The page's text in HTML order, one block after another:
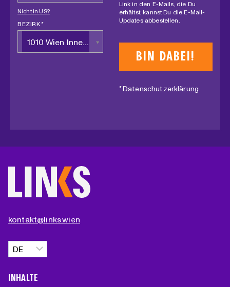
Nicht inUS?
BEZIRK *
1010 Wien Innere Stadt
Link in den E-Mails, die Du
erhältst, kannst Du die E-Mail-
Updates abbestellen.
*Datenschutzerklärung
kontakt@links.wien
Sprache
auswählen
INHALTE